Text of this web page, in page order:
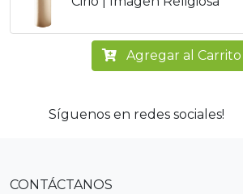
Agregar al Carrito
Síguenos en redes sociales!
CONTÁCTANOS